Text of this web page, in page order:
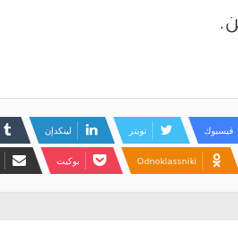
فيسبوك تويتر لينكدإن
Odnoklassniki بوكيت